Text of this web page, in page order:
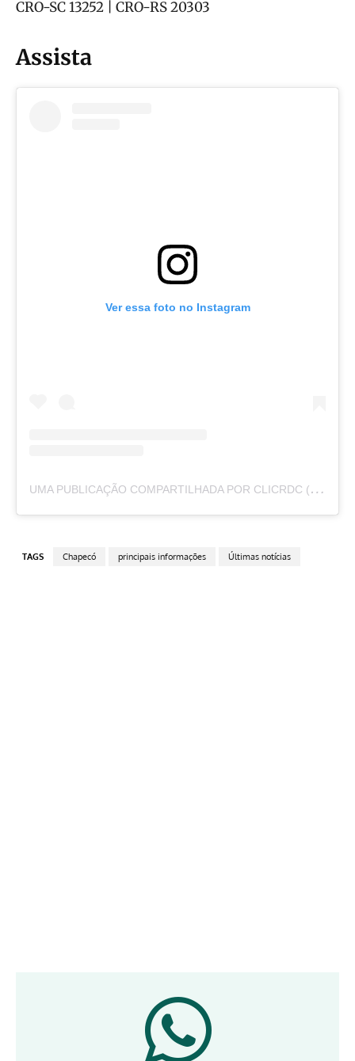
CRO-SC 13252 | CRO-RS 20303
Assista
Ver essa foto no Instagram
U
MA PUBLICAÇÃO COMPARTILHADA POR CLICRDC (@CLICRDC)
TAGS Chapecó principais informações Últimas notícias